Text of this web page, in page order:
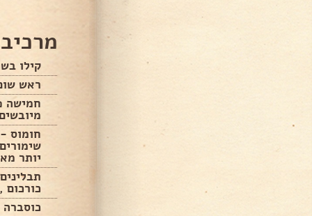
קילו
ראש
חמישה
חומוס
יותר
כוסברה